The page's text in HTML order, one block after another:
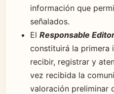
información que
señalados.
El Responsable
constituirá la primera
recibir, registrar y
vez recibida la
valoración preliminar